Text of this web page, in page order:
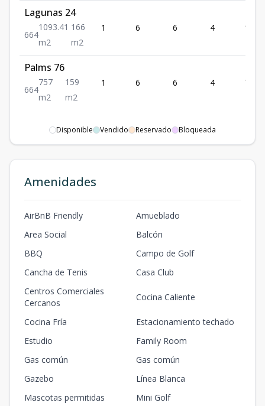
Lagunas 24
664
1093.41
m2
166
m2
1 6 6 4
Palms 76
664
757
m2
159
m2
1 6 6 4 757
Disponible Vendido Reservado Bloqueada
Amenidades
AirBnB Friendly
Amueblado
Area Social
Balcón
BBQ
Campo de Golf
Cancha de Tenis
Casa Club
Centros Comerciales
Cercanos
Cocina Caliente
Cocina Fría
Estacionamiento techado
Estudio
Family Room
Gas común
Gas común
Gazebo
Línea Blanca
Mascotas permitidas
Mini Golf